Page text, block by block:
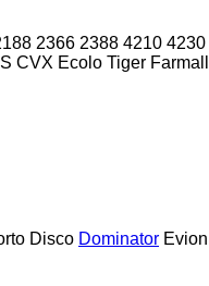
2366 2388 4210 4230
CVX Ecolo Tiger Farmall
Disco Dominator Evion